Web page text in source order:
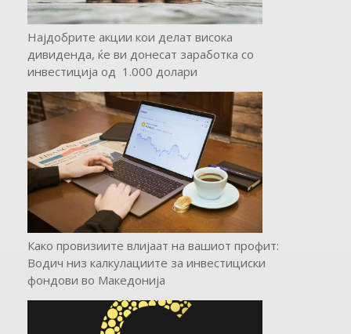
Најдобрите акции кои делат висока
дивиденда, ќе ви донесат заработка со
инвестиција од 1.000 долари
Како провизиите влијаат на вашиот профит:
Водич низ калкулациите за инвестициски
фондови во Mакедонија